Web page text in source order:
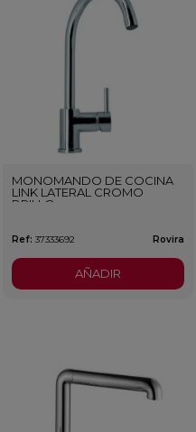
MONOMANDO DE COCINA
LINK LATERAL CROMO
BRILLO
Ref: 37333692 Rovira
AÑADIR